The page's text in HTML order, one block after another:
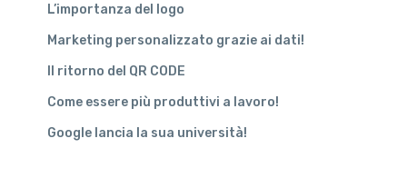
L’importanza del logo
Marketing personalizzato grazie ai dati!
Il ritorno del QR CODE
Come essere più produttivi a lavoro!
Google lancia la sua università!